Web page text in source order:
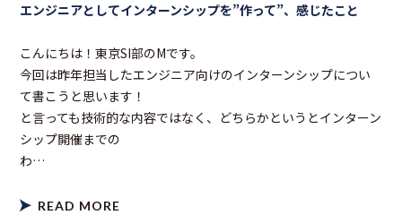
エンジニアとしてインターンシップを”作って”、感じたこと
こんにちは！東京SI部のMです。
今回は昨年担当したエンジニア向けのインターンシップについ
て書こうと思います！
と言っても技術的な内容ではなく、どちらかというとインターン
シップ開催までの
わ…
READ MORE